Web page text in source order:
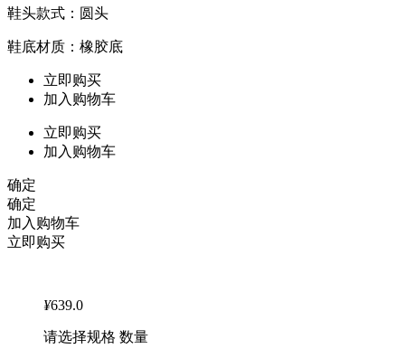
鞋头款式：圆头
鞋底材质：橡胶底
立即购买
加入购物车
立即购买
加入购物车
确定
确定
加入购物车
立即购买
¥639.0
请选择规格 数量